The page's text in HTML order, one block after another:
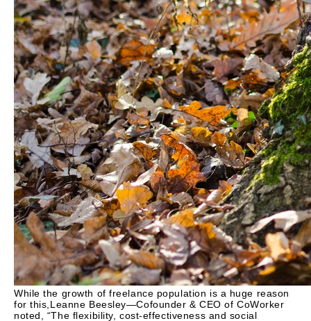
While the growth of freelance population is a huge reason
for this,Leanne Beesley—Cofounder & CEO of CoWorker
noted, “The flexibility, cost-effectiveness and social